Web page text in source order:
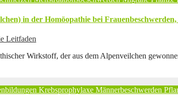
in der Homöopathie bei
Leitfaden
Wirkstoff, der aus dem Alpenveilchen
Krebsprophylaxe Männerbeschwerden